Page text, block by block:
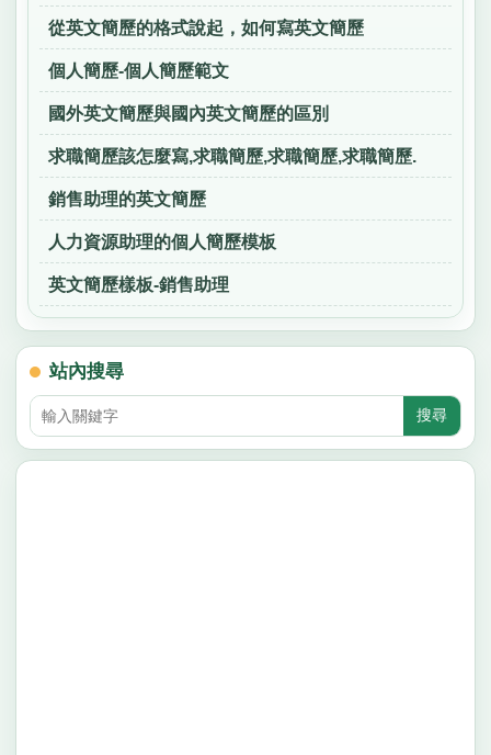
從英文簡歷的格式說起，如何寫英文簡歷
個人簡歷-個人簡歷範文
國外英文簡歷與國內英文簡歷的區別
求職簡歷該怎麼寫,求職簡歷,求職簡歷,求職簡歷.
銷售助理的英文簡歷
人力資源助理的個人簡歷模板
英文簡歷樣板-銷售助理
站內搜尋